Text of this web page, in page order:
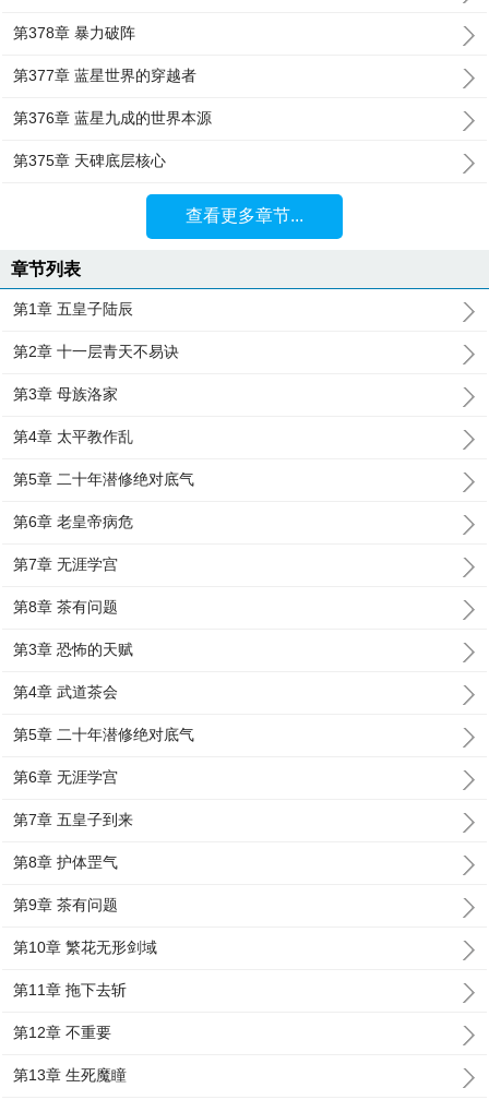
第378章 暴力破阵
第377章 蓝星世界的穿越者
第376章 蓝星九成的世界本源
第375章 天碑底层核心
查看更多章节...
章节列表
第1章 五皇子陆辰
第2章 十一层青天不易诀
第3章 母族洛家
第4章 太平教作乱
第5章 二十年潜修绝对底气
第6章 老皇帝病危
第7章 无涯学宫
第8章 茶有问题
第3章 恐怖的天赋
第4章 武道茶会
第5章 二十年潜修绝对底气
第6章 无涯学宫
第7章 五皇子到来
第8章 护体罡气
第9章 茶有问题
第10章 繁花无形剑域
第11章 拖下去斩
第12章 不重要
第13章 生死魔瞳